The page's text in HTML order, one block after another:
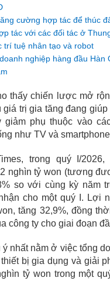
cường hợp tác để thúc
tác với các đối tác ở
trí tuệ nhân tạo và robot
nghiệp hàng đầu Hàn
thấy chiến lược mở
giá trị gia tăng đang
giảm phụ thuộc vào
như TV và
trong quý I/2026,
nghìn tỷ won (tương
so với cùng kỳ năm
cho một quý I. Lợi
tăng 32,9%, đồng
công ty cho giai đoạn
nhất nằm ở việc tổng
bị gia dụng và giải
tỷ won trong một